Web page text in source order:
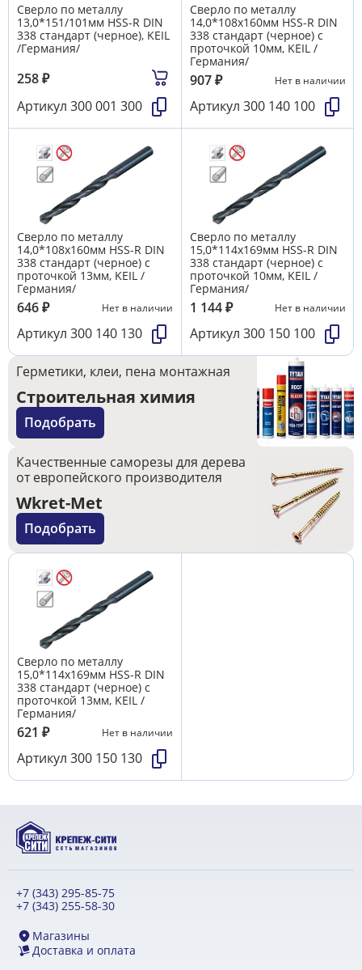
Сверло по металлу
13,0*151/101мм HSS-R DIN
338 стандарт (черное), KEIL
/Германия/
258₽
Артикул 300 001 300
Сверло по металлу
14,0*108х160мм HSS-R DIN
338 стандарт (черное) с
проточкой 10мм, KEIL /
Германия/
907₽ Нет в наличии
Артикул 300 140 100
Сверло по металлу
14,0*108х160мм HSS-R DIN
338 стандарт (черное) с
проточкой 13мм, KEIL /
Германия/
646₽ Нет в наличии
Артикул 300 140 130
Сверло по металлу
15,0*114х169мм HSS-R DIN
338 стандарт (черное) с
проточкой 10мм, KEIL /
Германия/
1 144₽ Нет в наличии
Артикул 300 150 100
Герметики, клеи, пена монтажная
Строительная химия
Подобрать
Качественные саморезы для дерева
от европейского производителя
Wkret-Met
Подобрать
Сверло по металлу
15,0*114х169мм HSS-R DIN
338 стандарт (черное) с
проточкой 13мм, KEIL /
Германия/
621 ₽ Нет в наличии
Артикул 300 150 130
+7 (343) 295-85-75
+7 (343) 255-58-30
Магазины
Доставка и оплата